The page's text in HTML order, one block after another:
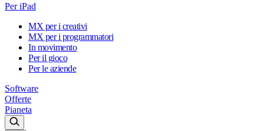
Per iPad
MX per i creativi
MX per i programmatori
In movimento
Per il gioco
Per le aziende
Software
Offerte
Pianeta